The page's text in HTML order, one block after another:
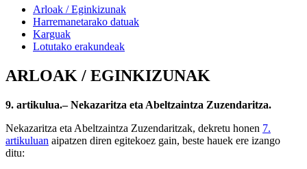
Arloak / Eginkizunak
Harremanetarako datuak
Karguak
Lotutako erakundeak
ARLOAK / EGINKIZUNAK
9. artikulua.– Nekazaritza eta Abeltzaintza Zuzendaritza.
Nekazaritza eta Abeltzaintza Zuzendaritzak, dekretu honen 7.
artikuluan aipatzen diren egitekoez gain, beste hauek ere izango
ditu: